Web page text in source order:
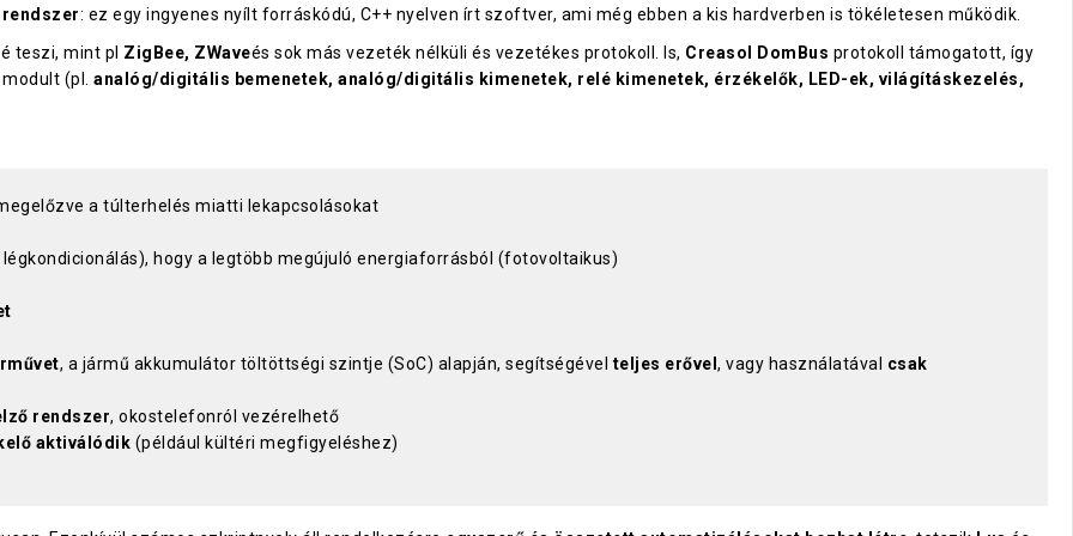
: ez egy ingyenes nyílt forráskódú, C++ nyelven írt szoftver, ami még ebben a kis hardverben is tökéletesen működik.
teszi, mint pl ZigBee, ZWaveés sok más vezeték nélküli és vezetékes protokoll. Is, Creasol DomBus protokoll támogatott, így
(pl. analóg/digitális bemenetek, analóg/digitális kimenetek, relé kimenetek, érzékelők, LED-ek, világításkezelés,
a túlterhelés miatti lekapcsolásokat
hogy a legtöbb megújuló energiaforrásból (fotovoltaikus)
, a jármű akkumulátor töltöttségi szintje (SoC) alapján, segítségével teljes erővel , vagy használatával csak
rendszer, okostelefonról vezérelhető
aktiválódik (például kültéri megfigyeléshez)